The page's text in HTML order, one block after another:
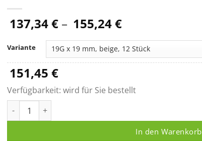
137,34€ – 155,24€Preisspanne:
bis
155,24 €
Variante
151,45 €
Verfügbarkeit: wird für Sie bestellt
In den Warenkorb